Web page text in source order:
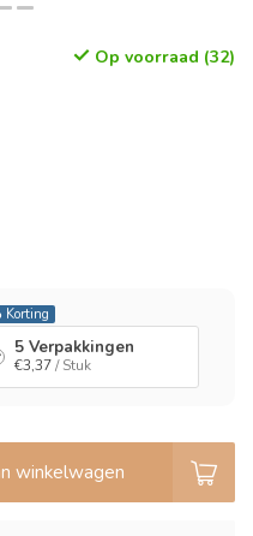
Op voorraad (32)
Korting
5 Verpakkingen
€3,37/ Stuk
winkelwagen